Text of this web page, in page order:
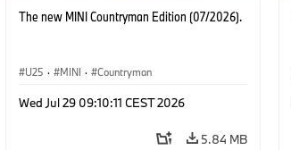
The new MINI Countryman Edition (07/2026).
U25 · MINI · Countryman
Wed Jul 29 09:10:11 CEST 2026
5.84 MB